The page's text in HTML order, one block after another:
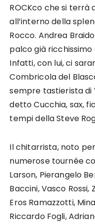
ROCKco che si terrà
all’interno della
Rocco. Andrea
palco già ricchissimo
Infatti, con lui, ci
Combricola del
sempre tastierista di
detto Cucchia, sax,
tempi della Steve
Il chitarrista, noto
numerose tournée
Larson, Pierangelo
Baccini, Vasco
Eros Ramazzotti,
Riccardo Fogli,